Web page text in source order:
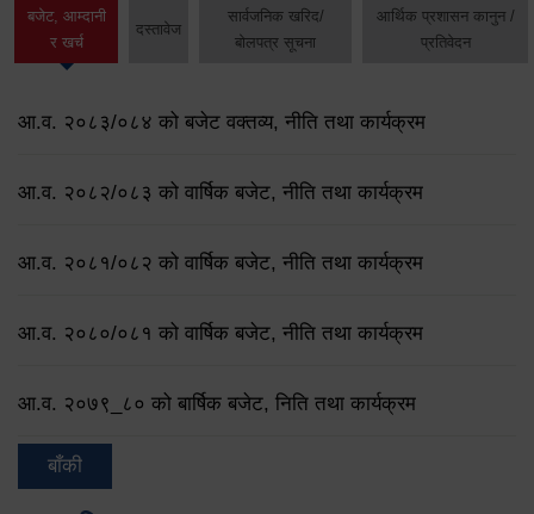
बजेट, आम्दानी
र खर्च
दस्तावेज
सार्वजनिक खरिद/
बोलपत्र सूचना
आर्थिक प्रशासन कानुन /
प्रतिवेदन
आ.व. २०८३/०८४ को बजेट वक्तव्य, नीति तथा कार्यक्रम
आ.व. २०८२/०८३ को वार्षिक बजेट, नीति तथा कार्यक्रम
आ.व. २०८१/०८२ को वार्षिक बजेट, नीति तथा कार्यक्रम
आ.व. २०८०/०८१ को वार्षिक बजेट, नीति तथा कार्यक्रम
आ.व. २०७९‌_८० को बार्षिक बजेट, निति तथा कार्यक्रम
बाँकी